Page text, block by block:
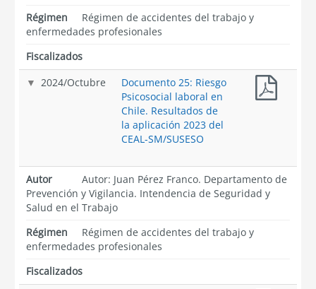
Régimen
Régimen de accidentes del trabajo y
enfermedades profesionales
Fiscalizados
2024/Octubre
Documento 25: Riesgo
Psicosocial laboral en
Chile. Resultados de
la aplicación 2023 del
CEAL-SM/SUSESO
Autor
Autor: Juan Pérez Franco. Departamento de
Prevención y Vigilancia. Intendencia de Seguridad y
Salud en el Trabajo
Régimen
Régimen de accidentes del trabajo y
enfermedades profesionales
Fiscalizados